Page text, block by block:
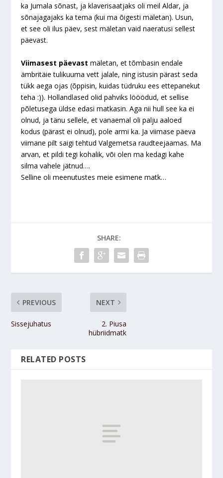
ka Jumala sõnast, ja klaverisaatjaks oli meil Aldar, ja
sõnajagajaks ka tema (kui ma õigesti mäletan). Usun,
et see oli ilus päev, sest mäletan vaid naeratusi sellest
päevast.
Viimasest päevast mäletan, et tõmbasin endale
ämbritäie tulikuuma vett jalale, ning istusin pärast seda
tükk aega ojas (õppisin, kuidas tüdruku ees ettepanekut
teha :)). Hollandlased olid pahviks lööödud, et sellise
põletusega üldse edasi matkasin. Aga nii hull see ka ei
olnud, ja tänu sellele, et vanaemal oli palju aaloed
kodus (pärast ei olnud), pole armi ka. Ja viimase päeva
viimane pilt saigi tehtud Valgemetsa raudteejaamas. Ma
arvan, et pildi tegi kohalik, või olen ma kedagi kahe
silma vahele jätnud….
Selline oli meenutustes meie esimene matk…
SHARE:
PREVIOUS
Sissejuhatus
NEXT
2. Piusa
hübriidmatk
RELATED POSTS